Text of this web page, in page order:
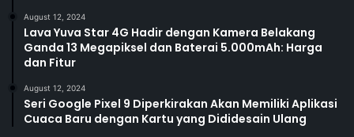
August 12, 2024
Lava Yuva Star 4G Hadir dengan Kamera Belakang
Ganda 13 Megapiksel dan Baterai 5.000mAh: Harga
dan Fitur
August 12, 2024
Seri Google Pixel 9 Diperkirakan Akan Memiliki Aplikasi
Cuaca Baru dengan Kartu yang Dididesain Ulang